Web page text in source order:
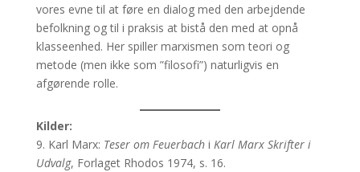
vores evne til at føre en dialog med den arbejdende
befolkning og til i praksis at bistå den med at opnå
klasseenhed. Her spiller marxismen som teori og
metode (men ikke som ”filosofi”) naturligvis en
afgørende rolle.
Kilder:
9. Karl Marx: Teser om Feuerbachi Karl Marx Skrifter i
Udvalg, Forlaget Rhodos 1974, s. 16.